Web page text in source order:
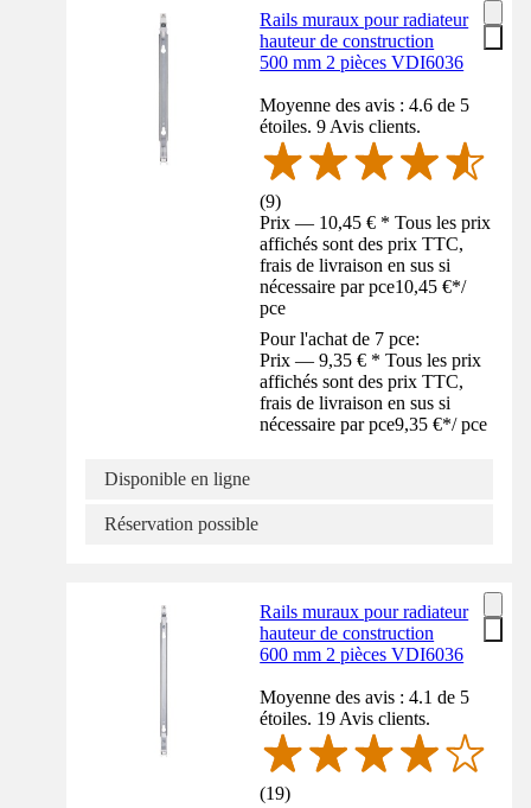
Rails muraux pour radiateur
hauteur de construction
500 mm 2 pièces VDI6036
Moyenne des avis : 4.6 de 5
étoiles. 9 Avis clients.
(9)
Prix — 10,45 € * Tous les prix
affichés sont des prix TTC,
frais de livraison en sus si
nécessaire par pce10,45 €*/
pce
Pour l'achat de 7 pce:
Prix — 9,35 € * Tous les prix
affichés sont des prix TTC,
frais de livraison en sus si
nécessaire par pce9,35 €*/ pce
Disponible en ligne
Réservation possible
Rails muraux pour radiateur
hauteur de construction
600 mm 2 pièces VDI6036
Moyenne des avis : 4.1 de 5
étoiles. 19 Avis clients.
(19)